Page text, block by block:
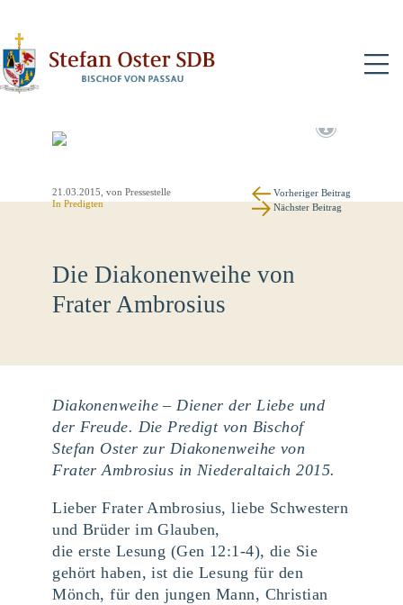
21.03.2015 , von Pressestelle
InPredigten
Vorheriger Beitrag
Nächster Beitrag
Die Diakonenweihe von
Frater Ambrosius
Diakonenweihe – Diener der Liebe und
der Freude. Die Predigt von Bischof
Stefan Oster zur Diakonenweihe von
Frater Ambrosius in Niederaltaich 2015.
Lieber Frater Ambrosius, liebe Schwestern
und Brüder im Glauben,
die erste Lesung (Gen 12:1-4), die Sie
gehört haben, ist die Lesung für den
Mönch, für den jungen Mann, Christian